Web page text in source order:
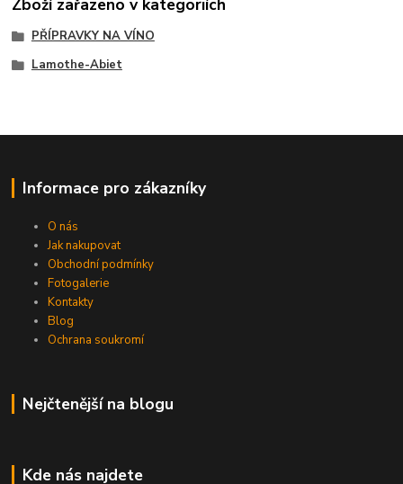
PŘÍPRAVKY NA VÍNO
Lamothe-Abiet
Informace pro zákazníky
O nás
Jak nakupovat
Obchodní podmínky
Fotogalerie
Kontakty
Blog
Ochrana soukromí
Nejčtenější na blogu
Kde nás najdete